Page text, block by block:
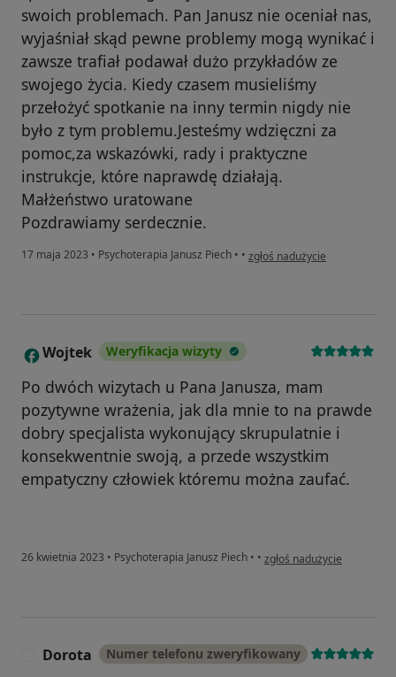
swoich problemach. Pan Janusz nie oceniał nas,
wyjaśniał skąd pewne problemy mogą wynikać i
zawsze trafiał podawał dużo przykładów ze
swojego życia. Kiedy czasem musieliśmy
przełożyć spotkanie na inny termin nigdy nie
było z tym problemu.Jesteśmy wdzięczni za
pomoc,za wskazówki, rady i praktyczne
instrukcje, które naprawdę działają.
Małżeństwo uratowane
Pozdrawiamy serdecznie.
17 maja 2023 • Psychoterapia Janusz Piech • • w opinii użytkownika Kasia i
zgłoś nadużycie
W Wojtek Weryfikacja wizyty
Po dwóch wizytach u Pana Janusza, mam
pozytywne wrażenia, jak dla mnie to na prawde
dobry specjalista wykonujący skrupulatnie i
konsekwentnie swoją, a przede wszystkim
empatyczny człowiek któremu można zaufać.
26 kwietnia 2023 • Psychoterapia Janusz Piech • • w opinii użytkownika
zgłoś nadużycie
Dorota Numer telefonu zweryfikowany